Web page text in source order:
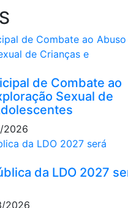
de Combate ao
Sexual de
2026
da LDO 2027
2026